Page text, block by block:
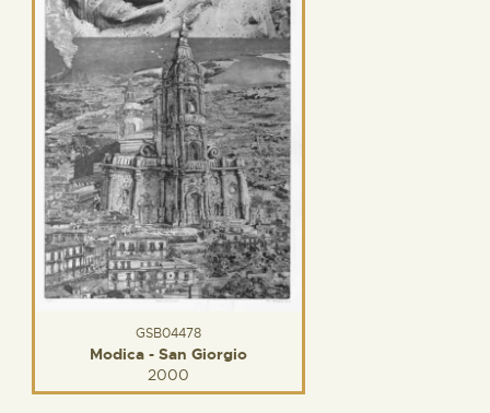
GSB04478
Modica - San Giorgio
2000